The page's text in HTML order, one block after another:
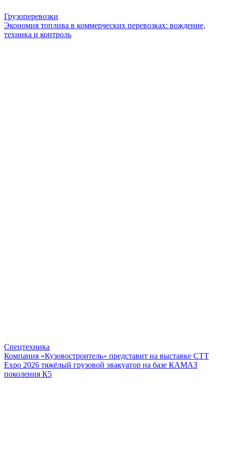
Грузоперевозки
Экономия топлива в коммерческих перевозках: вождение,
техника и контроль
Спецтехника
Компания «Кузовостроитель» представит на выставке CTT
Expo 2026 тяжёлый грузовой эвакуатор на базе КАМАЗ
поколения К5